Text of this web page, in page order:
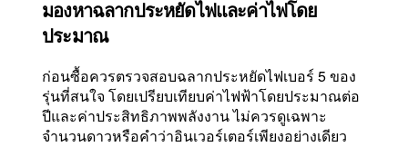
มองหาฉลากประหยัดไฟและค่าไฟโดย
ประมาณ
ก่อนซื้อควรตรวจสอบฉลากประหยัดไฟเบอร์ 5 ของ
รุ่นที่สนใจ โดยเปรียบเทียบค่าไฟฟ้าโดยประมาณต่อ
ปีและค่าประสิทธิภาพพลังงาน ไม่ควรดูเฉพาะ
จำนวนดาวหรือคำว่าอินเวอร์เตอร์เพียงอย่างเดียว